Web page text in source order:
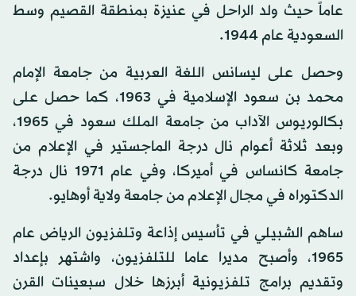
عاماً حيث ولد الراحل في عنيزة بمنطقة القصيم وسط
السعودية عام 1944.
وحصل على ليسانس اللغة العربية من جامعة الإمام
محمد بن سعود الإسلامية في 1963، كما حصل على
بكالوريوس الآداب من جامعة الملك سعود في 1965،
وبعد ثلاثة أعوام نال درجة الماجستير في الإعلام من
جامعة كانساس في أميركا، وفي عام 1971 نال درجة
الدكتوراه في مجال الإعلام من جامعة ولاية أوهايو.
ساهم الشبيلي في تأسيس إذاعة وتلفزيون الرياض عام
1965، وأصبح مديرا عاما للتلفزيون، واشتهر بإعداد
وتقديم برامج تلفزيونية أبرزها خلال سبعينات القرن